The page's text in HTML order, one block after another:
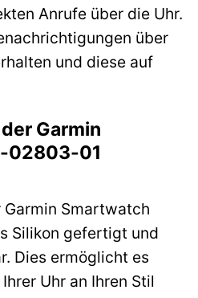
Anrufe über die Uhr.
über
und diese auf
Garmin
02803-01
Smartwatch
Silikon gefertigt und
Dies ermöglicht es
Uhr an Ihren Stil